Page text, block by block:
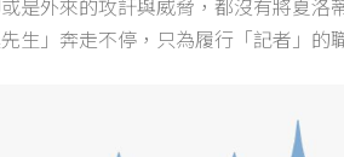
是外來的攻訐與威脅，都沒有將夏洛
生」奔走不停，只為履行「記者」的